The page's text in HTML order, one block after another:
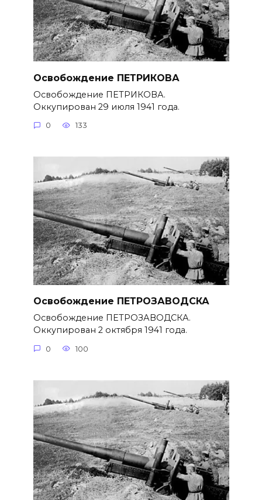
Освобождение ПЕТРИКОВА
Освобождение ПЕТРИКОВА.
Оккупирован 29 июля 1941 года.
0 133
Освобождение ПЕТРОЗАВОДСКА
Освобождение ПЕТРОЗАВОДСКА.
Оккупирован 2 октября 1941 года.
0 100